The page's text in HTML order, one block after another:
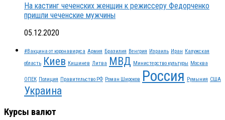
На кастинг чеченских женщин к режиссеру Федорченко
пришли чеченские мужчины
05.12.2020
#Вакцина от коронавируса Армия Бразилия Венгрия Израиль Иран Калужская
область Киев Кишинев Литва МВД Министерство культуры Москва
ОПЕК Полиция Правительство РФ Роман Широков Россия Румыния США
Украина
Курсы валют